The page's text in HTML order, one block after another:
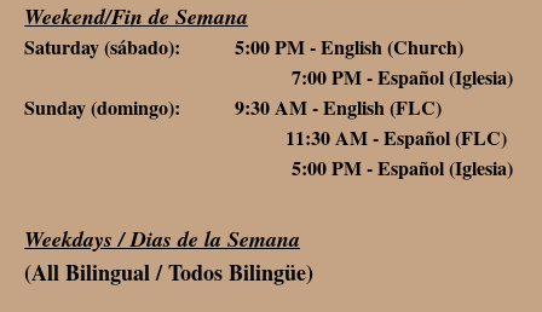
Weekend/Fin de Semana
Saturday (sábado): 5:00 PM - English (Church)
7:00 PM - Español (Iglesia)
Sunday (domingo): 9:30 AM - English (FLC)
11:30 AM - Español (FLC)
5:00 PM - Español (Iglesia)
Weekdays / Dias de la Semana
(All Bilingual / Todos Bilingüe)